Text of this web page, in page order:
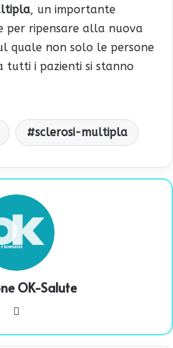
, un importante
per ripensare alla nuova
quale non solo le persone
tutti i pazienti si stanno
sclerosi-multipla
OK-Salute
te